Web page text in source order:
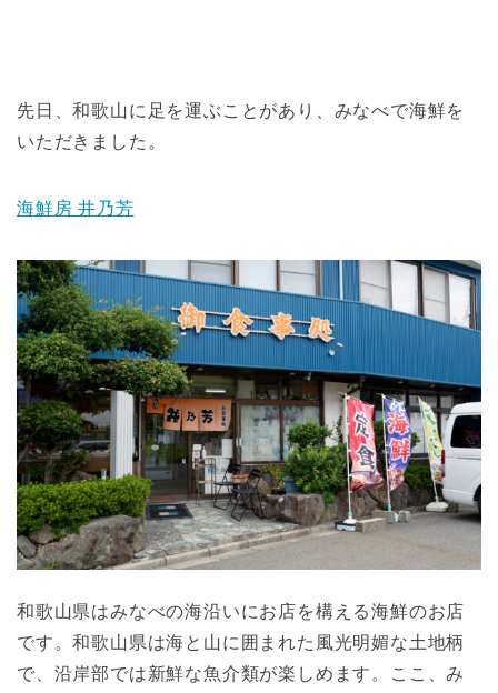
先日、和歌山に足を運ぶことがあり、みなべで海鮮を
いただきました。
海鮮房 井乃芳
和歌山県はみなべの海沿いにお店を構える海鮮のお店
です。和歌山県は海と山に囲まれた風光明媚な土地柄
で、沿岸部では新鮮な魚介類が楽しめます。ここ、み